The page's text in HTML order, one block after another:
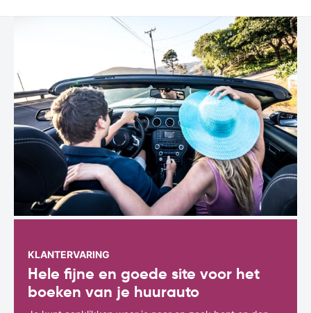
KLANTERVARING
Hele fijne en goede site voor het
boeken van je huurauto